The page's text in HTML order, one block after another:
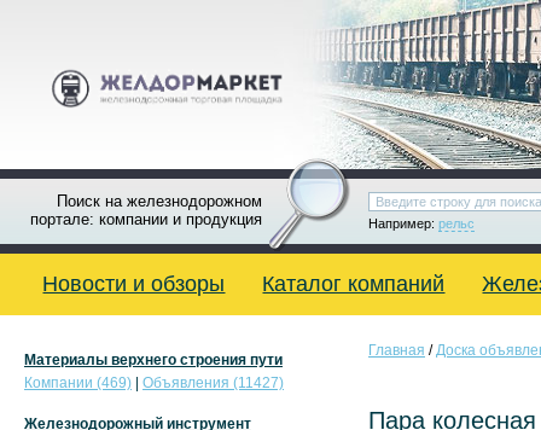
Поиск на железнодорожном
портале: компании и продукция
Например: рельс
Новости и обзоры Каталог компаний
Главная /Доска
Пара колесная
Материалы верхнего строения пути
Компании (469)
Объявления (11427)
Железнодорожный инструмент